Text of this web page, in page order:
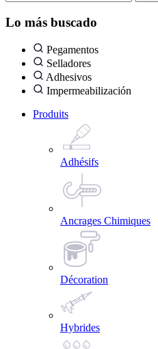
Lo más buscado
Pegamentos
Selladores
Adhesivos
Impermeabilización
Produits
Adhésifs
Ancrages Chimiques
Décoration
Hybrides